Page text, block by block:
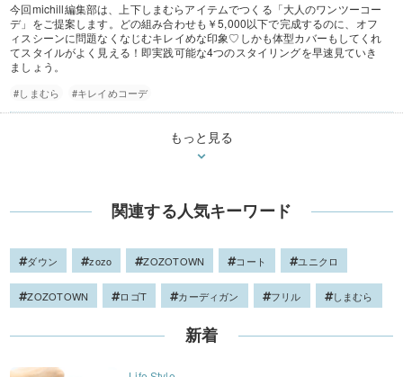
今回michill編集部は、上下しまむらアイテムでつくる「大人のワンツーコー
デ」をご提案します。どの組み合わせも￥5,000以下で完成するのに、オフ
ィスシーンに問題なくなじむキレイめな印象♡しかも体型カバーもしてくれ
てスタイルがよく見える！即実践可能な4つのスタイリングを早速見ていき
ましょう。
#しまむら #キレイめコーデ
もっと見る
関連する人気キーワード
ダウン zozo ZOZOTOWN コート ユニクロ
ZOZOTOWN ロゴT カーディガン フリル しまむら
新着